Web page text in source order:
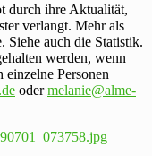
durch ihre Aktualität,
verlangt. Mehr als
Siehe auch die Statistik.
werden, wenn
Personen
odermelanie@alme-